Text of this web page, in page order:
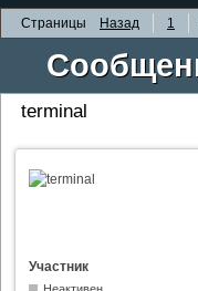
Страницы Назад 1
terminal
Участник